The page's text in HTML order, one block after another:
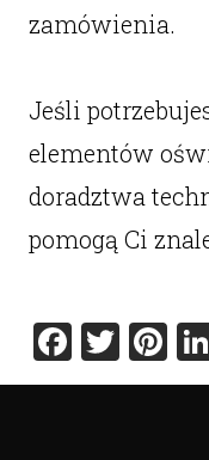
zamówienia.
Jeśli
elementów
doradztwa
pomogą Ci